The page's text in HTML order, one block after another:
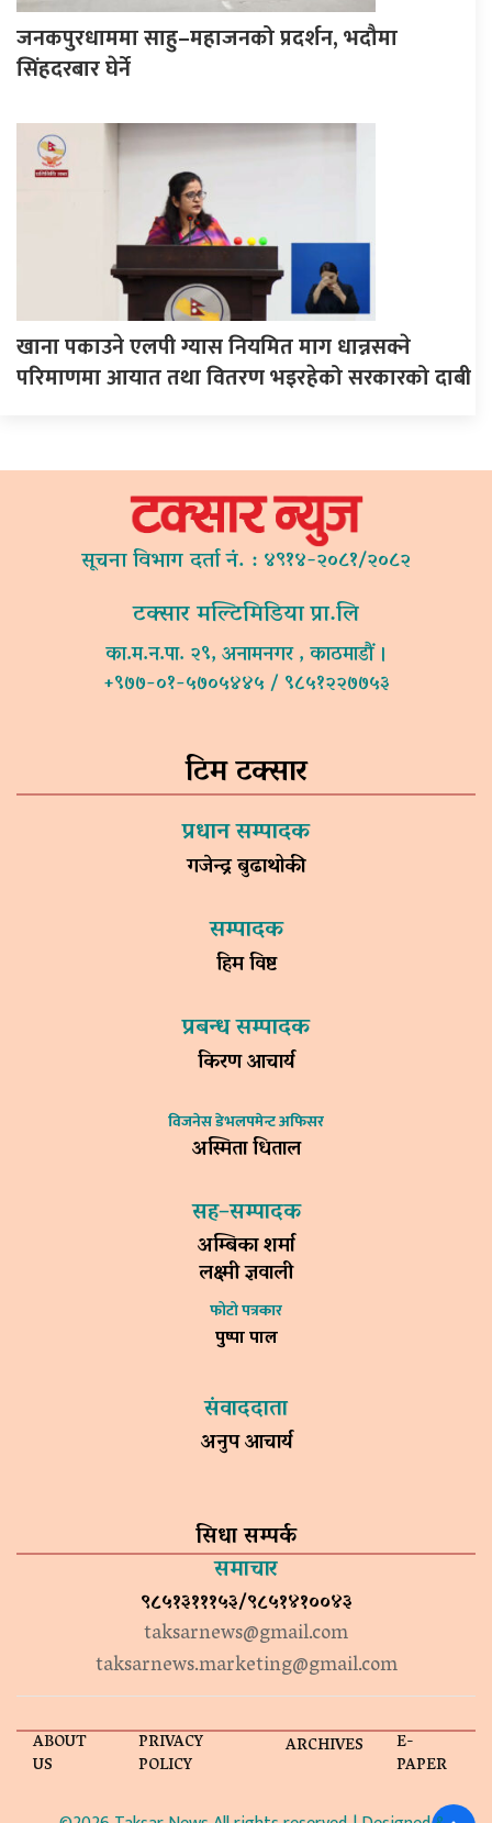
जनकपुरधाममा साहु–महाजनको प्रदर्शन, भदौमा
सिंहदरबार घेर्ने
खाना पकाउने एलपी ग्यास नियमित माग धान्नसक्ने
परिमाणमा आयात तथा वितरण भइरहेको सरकारको दाबी
सूचना विभाग दर्ता नं. : ४९१४-२०८१/२०८२
टक्सार मल्टिमिडिया प्रा.लि
का.म.न.पा. २९, अनामनगर , काठमाडौं ।
+९७७-०१-५७०५४४५ / ९८५१२२७७५३
टिम टक्सार
प्रधान सम्पादक
गजेन्द्र बुढाथोकी
सम्पादक
हिम विष्ट
प्रबन्ध सम्पादक
किरण आचार्य
विजनेस डेभलपमेन्ट अफिसर
अस्मिता धिताल
सह–सम्पादक
अम्बिका शर्मा
लक्ष्मी ज्ञवाली
फोटो पत्रकार
पुष्पा पाल
संवाददाता
अनुप आचार्य
सिधा सम्पर्क
समाचार
९८५१३१११५३/९८५१४१००४३
taksarnews@gmail.com
taksarnews.marketing@gmail.com
ABOUT
US
PRIVACY
POLICY
ARCHIVES E-
PAPER